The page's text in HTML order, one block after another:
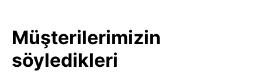
Müşterilerimizin
söyledikleri